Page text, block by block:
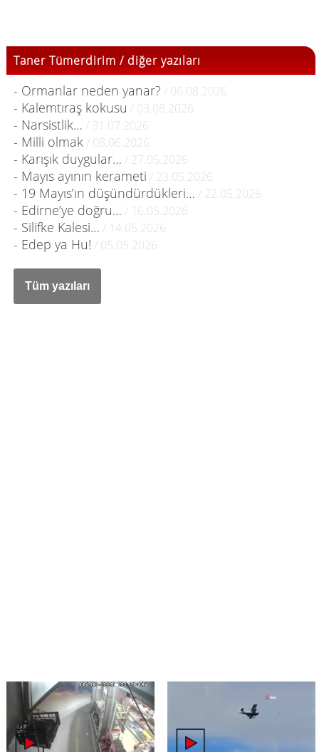
Taner Tümerdirim / diğer yazıları
- Ormanlar neden yanar? / 06.08.2026
- Kalemtıraş kokusu / 03.08.2026
- Narsistlik… / 31.07.2026
- Milli olmak/ 08.06.2026
- Karışık duygular… / 27.05.2026
- Mayıs ayının kerameti / 23.05.2026
- 19 Mayıs’ın düşündürdükleri… / 22.05.2026
- Edirne’ye doğru… / 16.05.2026
- Silifke Kalesi… / 14.05.2026
- Edep ya Hu! / 05.05.2026